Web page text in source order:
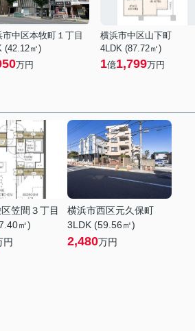
市中区本牧町１丁目
(42.12㎡)
万円
横浜市中区山下町
4LDK (87.72㎡)
1億1,799万円
笠間３丁目
㎡)
円
横浜市西区元久保町
3LDK (59.56㎡)
2,480万円